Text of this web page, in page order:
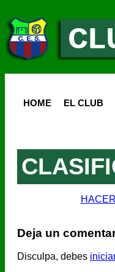
HOME EL CLUB
Deja un
Disculpa, debes